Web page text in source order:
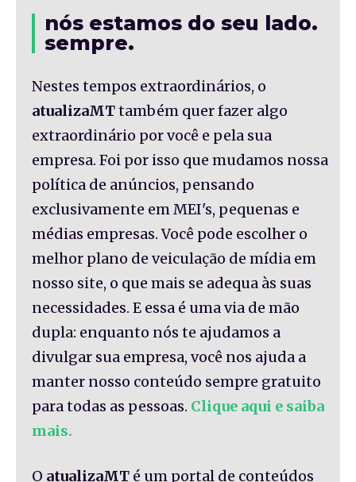
nós estamos do seu lado.
sempre.
Nestes tempos extraordinários, o
atualizaMTtambém quer fazer algo
extraordinário por você e pela sua
empresa. Foi por isso que mudamos nossa
política de anúncios, pensando
exclusivamente em MEI's, pequenas e
médias empresas. Você pode escolher o
melhor plano de veiculação de mídia em
nosso site, o que mais se adequa às suas
necessidades. E essa é uma via de mão
dupla: enquanto nós te ajudamos a
divulgar sua empresa, você nos ajuda a
manter nosso conteúdo sempre gratuito
para todas as pessoas. Clique aqui e saiba
mais.
O atualizaMT é um portal de conteúdos